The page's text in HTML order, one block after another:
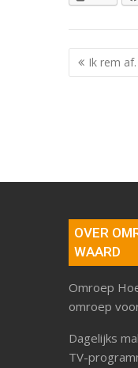
Ik rem
OVER
WAARD
Omroep
omroep
Dagelijks
TV-